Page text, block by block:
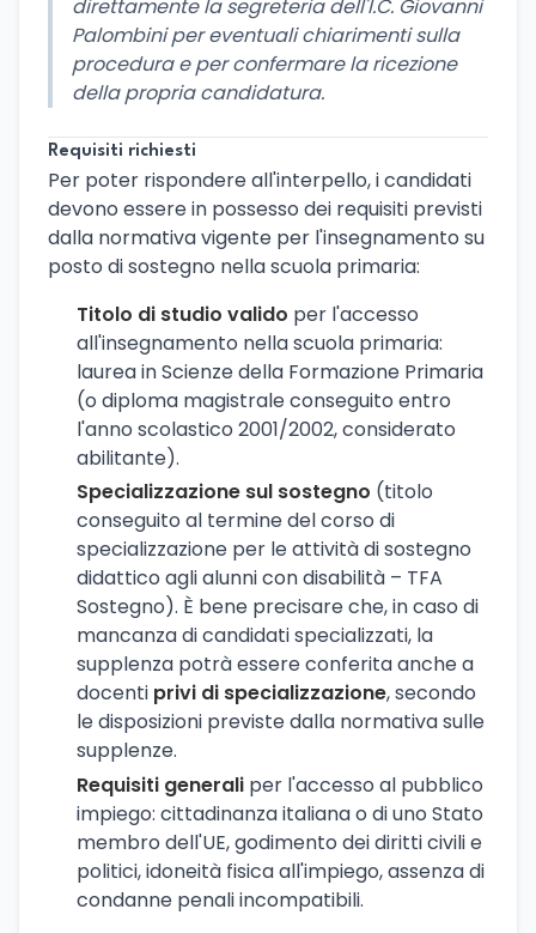
direttamente la segreteria dell'I.C. Giovanni
Palombini per eventuali chiarimenti sulla
procedura e per confermare la ricezione
della propria candidatura.
Requisiti richiesti
Per poter rispondere all'interpello, i candidati
devono essere in possesso dei requisiti previsti
dalla normativa vigente per l'insegnamento su
posto di sostegno nella scuola primaria:
Titolo di studio valido per l'accesso
all'insegnamento nella scuola primaria:
laurea in Scienze della Formazione Primaria
(o diploma magistrale conseguito entro
l'anno scolastico 2001/2002, considerato
abilitante).
Specializzazione sul sostegno (titolo
conseguito al termine del corso di
specializzazione per le attività di sostegno
didattico agli alunni con disabilità – TFA
Sostegno). È bene precisare che, in caso di
mancanza di candidati specializzati, la
supplenza potrà essere conferita anche a
docenti privi di specializzazione, secondo
le disposizioni previste dalla normativa sulle
supplenze.
Requisiti generali per l'accesso al pubblico
impiego: cittadinanza italiana o di uno Stato
membro dell'UE, godimento dei diritti civili e
politici, idoneità fisica all'impiego, assenza di
condanne penali incompatibili.